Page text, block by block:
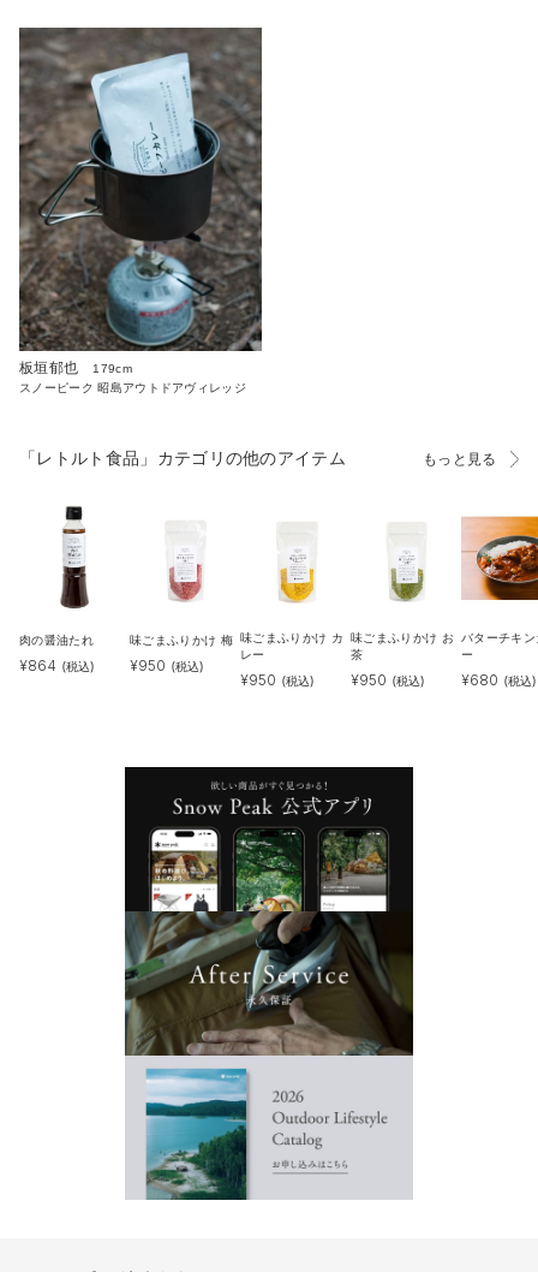
板垣郁也
179cm
スノーピーク 昭島アウトドアヴィレッジ
「レトルト食品」カテゴリの他のアイテム もっと見る
肉の醤油たれ
¥864 (税込)
味ごまふりかけ 梅
¥950 (税込)
味ごまふりかけ カ
レー
¥950 (税込)
味ごまふりかけ お
茶
¥950 (税込)
バターチキン
ー
¥680 (税込)